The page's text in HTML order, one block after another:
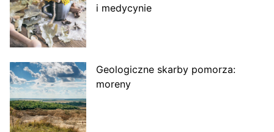
i medycynie
Geologiczne skarby pomorza:
moreny